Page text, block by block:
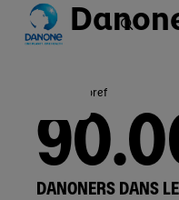
Danone en France
Groupe
Qui sommes-nous ?
Danone en bref
DANONERS DANS